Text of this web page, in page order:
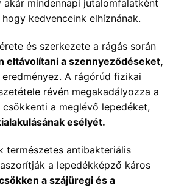
akár mindennapi jutalomfalatként
kedvenceink elhíznának.
és szerkezete a rágás során
eltávolítani a szennyeződéseket,
A rágórúd fizikai
révén megakadályozza a
a meglévő lepedéket,
esélyét.
természetes antibakteriális
a lepedékképző káros
a szájüregi és a